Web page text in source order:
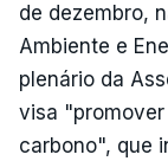
de dezembro,
Ambiente e
plenário da
visa
carbono", que